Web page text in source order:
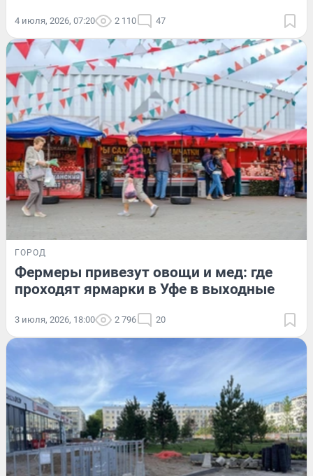
4 июля, 2026, 07:20 2 110 47
ГОРОД
Фермеры привезут овощи и мед: где
проходят ярмарки в Уфе в выходные
3 июля, 2026, 18:00 2 796 20